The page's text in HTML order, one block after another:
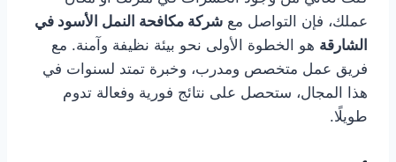
عملك، فإن التواصل مع شركة مكافحة النمل الأسود في
الشارقة هو الخطوة الأولى نحو بيئة نظيفة وآمنة. مع
فريق عمل متخصص ومدرب، وخبرة تمتد لسنوات في
هذا المجال، ستحصل على نتائج فورية وفعالة تدوم
طويلًا.